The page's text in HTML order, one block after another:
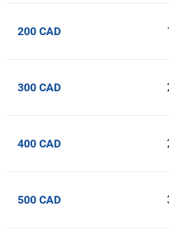
200 CAD
300 CAD
400 CAD
500 CAD